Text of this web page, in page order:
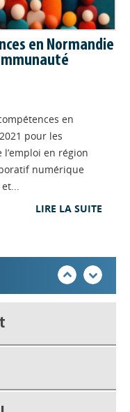
06/2026
RARE dresse le
année
Repérage et
invisible ». Elle est
un an, dans 129
// 06/05/2026
en Normandie »
numérique
contenus enrichis et
amorce une
membres et stimuler
en Normandie
en
pour les
en région
numérique
LIRE LA SUITE